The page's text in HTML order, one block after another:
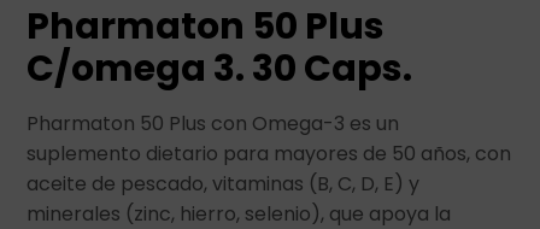
Pharmaton 50 Plus
C/omega 3. 30 Caps.
Pharmaton 50 Plus con Omega-3 es un
suplemento dietario para mayores de 50 años, con
aceite de pescado, vitaminas (B, C, D, E) y
minerales (zinc, hierro, selenio), que apoya la